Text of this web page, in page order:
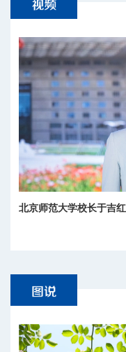
北京师范大学校长于吉